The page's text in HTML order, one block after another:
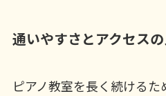
通いやすさとアクセス
ピアノ教室を長く続ける